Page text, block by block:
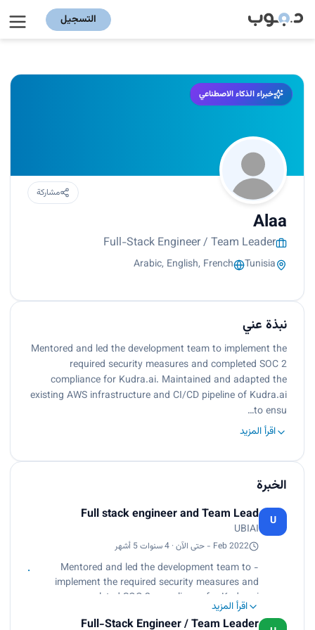
التسجيل
خبراء الذكاء الاصطناعي
مشاركة
Alaa
Full-Stack Engineer / Team Leader
Tunisia
Arabic, English, French
نبذة عني
Mentored and led the development team to implement the
required security measures and completed SOC 2
compliance for Kudra.ai. Maintained and adapted the
existing AWS infrastructure and CI/CD pipeline of Kudra.ai
to ensu…
اقرأ المزيد
الخبرة
U
Full stack engineer and Team Lead
UBIAI
Feb 2022 - حتى الآن · 4 سنوات 5 أشهر
- Mentored and led the development team to
implement the required security measures and
completed SOC 2 compliance for Kudra.ai.
- Maintained and adapted the existing AWS
اقرأ المزيد
Full-Stack Engineer / Team Leader